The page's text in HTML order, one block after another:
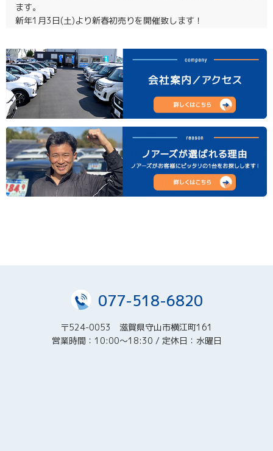
ます。
新年1月3日(土)より新春初売りを開催致します！
☆2025年お盆休みのお知らせ☆
8月13日（水）～8月17日（日）
お休みさせて頂きます。
8月18日（月）より、通常営業させて頂きます。
☆2025年ゴールデンウィーク営業のお知らせ☆
5月3日～5月7日まで休業させて頂きます。
5月8日より通常営業させて頂きます。
☆年末年始のお知らせ☆
8月14日（水）～8月18日（日）
お休みさせて頂きます。
8月19日（月）より、通常営業させて頂きます。
077-518-6820
〒524-0053 滋賀県守山市横江町161
営業時間：10:00～18:30 / 定休日：水曜日